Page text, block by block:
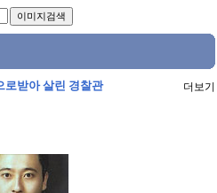
로받아 살린 경찰관 더보기